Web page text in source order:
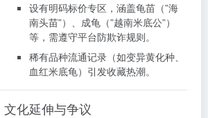
设有明码标价专区，涵盖龟苗（”海
南头苗”）、成龟（”越南米底公”）
等，需遵守平台防欺诈规则‌。
稀有品种流通记录（如变异黄化种、
血红米底龟）引发收藏热潮‌。
文化延伸与争议